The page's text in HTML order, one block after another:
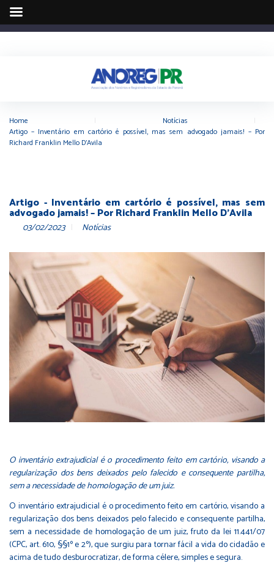
Home Notícias
Artigo – Inventário em cartório é possível, mas sem advogado jamais! – Por
Richard Franklin Mello D’Avila
Artigo - Inventário em cartório é possível, mas sem
advogado jamais! – Por Richard Franklin Mello D'Avila
03/02/2023 Notícias
O inventário extrajudicial é o procedimento feito em cartório, visando a
regularização dos bens deixados pelo falecido e consequente partilha,
sem a necessidade de homologação de um juiz.
O inventário extrajudicial é o procedimento feito em cartório, visando a
regularização dos bens deixados pelo falecido e consequente partilha,
sem a necessidade de homologação de um juiz, fruto da lei 11.441/07
(CPC, art. 610, §§1º e 2º), que surgiu para tornar fácil a vida do cidadão e
acima de tudo desburocratizar, de forma célere, simples e segura.